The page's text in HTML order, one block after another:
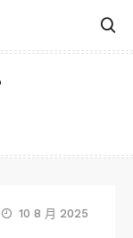
10 8 月 2025